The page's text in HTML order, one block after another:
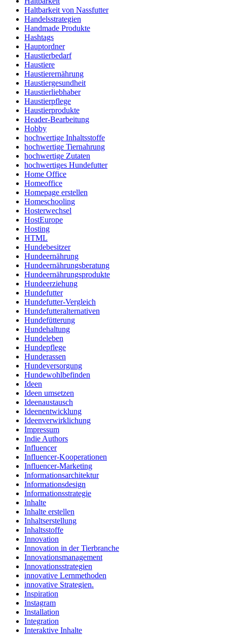
Haltbarkeit von Nassfutter
Handelsstrategien
Handmade Produkte
Hashtags
Hauptordner
Haustierbedarf
Haustiere
Haustierernährung
Haustiergesundheit
Haustierliebhaber
Haustierpflege
Haustierprodukte
Header-Bearbeitung
Hobby
hochwertige Inhaltsstoffe
hochwertige Tiernahrung
hochwertige Zutaten
hochwertiges Hundefutter
Home Office
Homeoffice
Homepage erstellen
Homeschooling
Hosterwechsel
HostEurope
Hosting
HTML
Hundebesitzer
Hundeernährung
Hundeernährungsberatung
Hundeernährungsprodukte
Hundeerziehung
Hundefutter
Hundefutter-Vergleich
Hundefutteralternativen
Hundefütterung
Hundehaltung
Hundeleben
Hundepflege
Hunderassen
Hundeversorgung
Hundewohlbefinden
Ideen
Ideen umsetzen
Ideenaustausch
Ideenentwicklung
Ideenverwirklichung
Impressum
Indie Authors
Influencer
Influencer-Kooperationen
Influencer-Marketing
Informationsarchitektur
Informationsdesign
Informationsstrategie
Inhalte
Inhalte erstellen
Inhaltserstellung
Inhaltsstoffe
Innovation
Innovation in der Tierbranche
Innovationsmanagement
Innovationsstrategien
innovative Lernmethoden
innovative Strategien.
Inspiration
Instagram
Installation
Integration
Interaktive Inhalte